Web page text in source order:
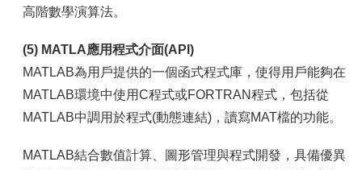
高階數學演算法。
(5) MATLA應用程式介面(API)
MATLAB為用戶提供的一個函式程式庫，使得用戶能夠在
MATLAB環境中使用C程式或FORTRAN程式，包括從
MATLAB中調用於程式(動態連結)，讀寫MAT檔的功能。
MATLAB結合數值計算、圖形管理與程式開發，具備優異